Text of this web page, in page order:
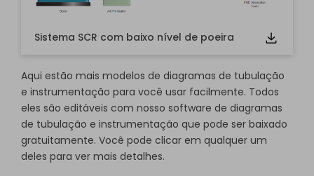
Sistema SCR com baixo nível de poeira
Aqui estão mais modelos de diagramas de tubulação
e instrumentação para você usar facilmente. Todos
eles são editáveis com nosso software de diagramas
de tubulação e instrumentação que pode ser baixado
gratuitamente. Você pode clicar em qualquer um
deles para ver mais detalhes.